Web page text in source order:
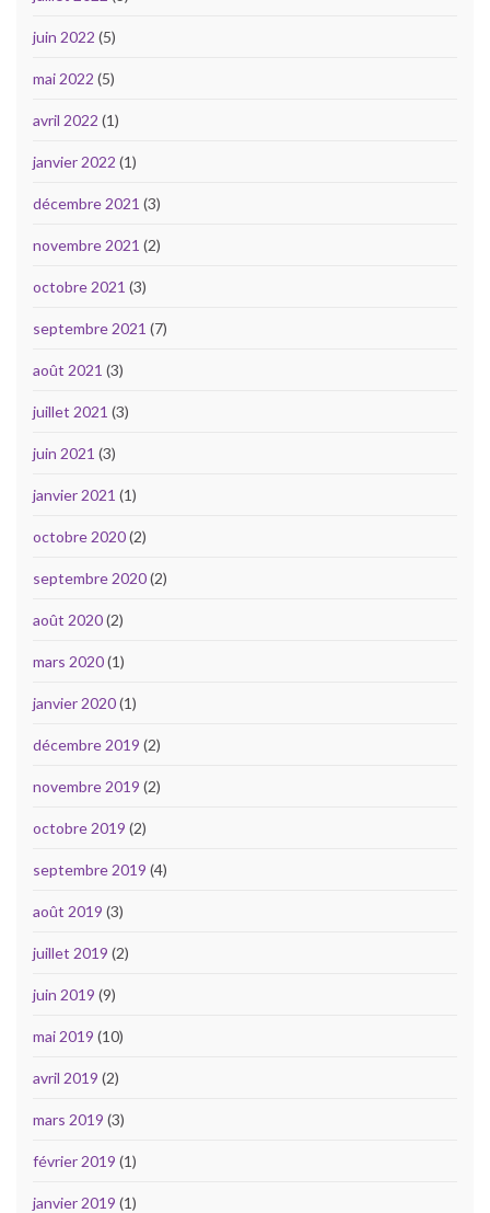
juin 2022 (5)
mai 2022 (5)
avril 2022 (1)
janvier 2022 (1)
décembre 2021 (3)
novembre 2021 (2)
octobre 2021 (3)
septembre 2021 (7)
août 2021 (3)
juillet 2021 (3)
juin 2021 (3)
janvier 2021 (1)
octobre 2020(2)
septembre 2020(2)
août 2020(2)
mars 2020(1)
janvier 2020(1)
décembre 2019 (2)
novembre 2019 (2)
octobre 2019 (2)
septembre 2019 (4)
août 2019 (3)
juillet 2019 (2)
juin 2019 (9)
mai 2019 (10)
avril 2019 (2)
mars 2019 (3)
février 2019 (1)
janvier 2019 (1)